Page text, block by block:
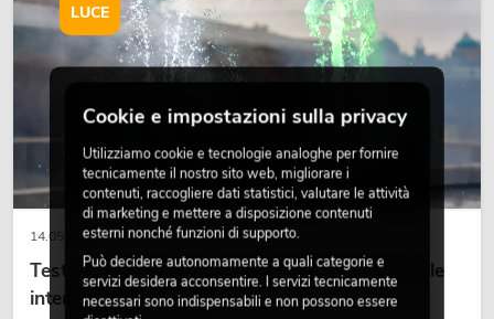
14.05.2026
Teste mobili outdoor: teste mobili resistenti alle
intemperie per eventi
LUCE
Cookie e impostazioni sulla privacy
Utilizziamo cookie e tecnologie analoghe per fornire
tecnicamente il nostro sito web, migliorare i
contenuti, raccogliere dati statistici, valutare le attività
di marketing e mettere a disposizione contenuti
esterni nonché funzioni di supporto.
Può decidere autonomamente a quali categorie e
servizi desidera acconsentire. I servizi tecnicamente
necessari sono indispensabili e non possono essere